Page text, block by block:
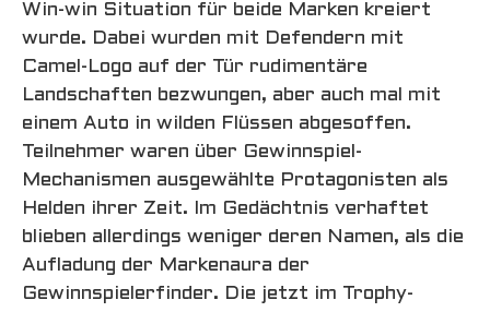
Win-win Situation für beide Marken kreiert
wurde. Dabei wurden mit Defendern mit
Camel-Logo auf der Tür rudimentäre
Landschaften bezwungen, aber auch mal mit
einem Auto in wilden Flüssen abgesoffen.
Teilnehmer waren über Gewinnspiel-
Mechanismen ausgewählte Protagonisten als
Helden ihrer Zeit. Im Gedächtnis verhaftet
blieben allerdings weniger deren Namen, als die
Aufladung der Markenaura der
Gewinnspielerfinder. Die jetzt im Trophy-